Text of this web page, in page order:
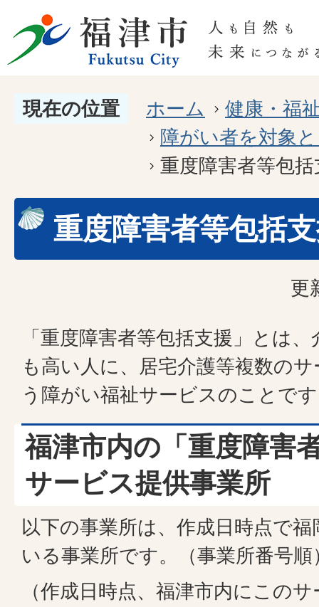
現在の位置 ホーム
健康・福
障がい者を対象
重度障害者等包括
重度障害者等包括
更
「重度障害者等包括支援」とは
も高い人に、居宅介護等複数の
う障がい福祉サービスのことで
福津市内の「重度障害
サービス提供事業所
以下の事業所は、作成日時点で
いる事業所です。（事業所番号順
（作成日時点、福津市内にこの